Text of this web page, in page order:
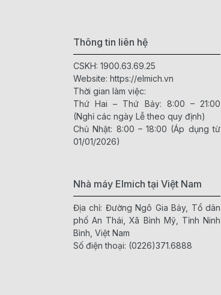
Thông tin liên hệ
CSKH: 1900.63.69.25
Website: https://elmich.vn
Thời gian làm việc:
Thứ Hai – Thứ Bảy: 8:00 – 21:00
(Nghỉ các ngày Lễ theo quy định)
Chủ Nhật: 8:00 – 18:00 (Áp dụng từ
01/01/2026)
Nhà máy Elmich tại Việt Nam
Địa chỉ: Đường Ngô Gia Bảy, Tổ dân
phố An Thái, Xã Bình Mỹ, Tỉnh Ninh
Bình, Việt Nam
Số điện thoại: (0226)371.6888